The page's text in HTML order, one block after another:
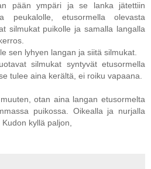
pään ympäri ja se lanka jätettiin
peukalolle, etusormella olevasta
silmukat puikolle ja samalla langalla
sen lyhyen langan ja siitä silmukat.
silmukat syntyvät etusormella
tulee aina kerältä, ei roiku vapaana.
otan aina langan etusormelta
puikossa. Oikealla ja nurjalla
kyllä paljon,